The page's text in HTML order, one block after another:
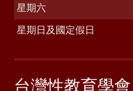
星期六
星期日及國定假日
台灣性教育學會